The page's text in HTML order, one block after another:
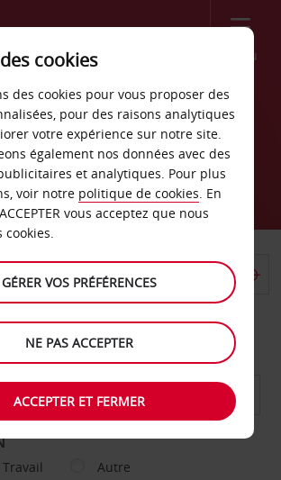
Menu
de voiture
ville
autre agence de retour
DATE DE RETOUR
Travail Autre
cookies
des cookies pour vous proposer des
pour des raisons analytiques
votre expérience sur notre site.
également nos données avec des
et analytiques. Pour plus
voir notre politique de cookies. En
vous acceptez que nous
cookies.
GÉRER VOS PRÉFÉRENCES
NE PAS ACCEPTER
ACCEPTER ET FERMER